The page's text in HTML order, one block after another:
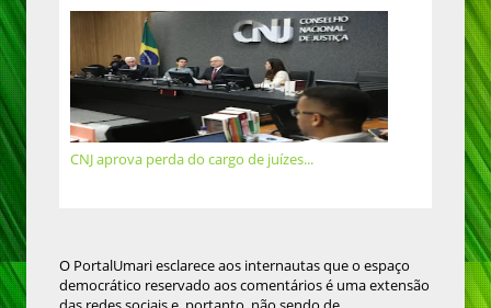
CNJ aprova perda do cargo de juízes...
O PortalUmari esclarece aos internautas que o espaço
democrático reservado aos comentários é uma extensão